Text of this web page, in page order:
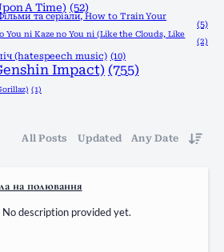
A Time) (52)
та серіали, How to Train Your
(5)
You ni Kaze no You ni (Like the Clouds, Like
(2)
(hatespeech music) (10)
Impact) (755)
(1)
All Posts Updated Any Date
на полювання
No description provided yet.